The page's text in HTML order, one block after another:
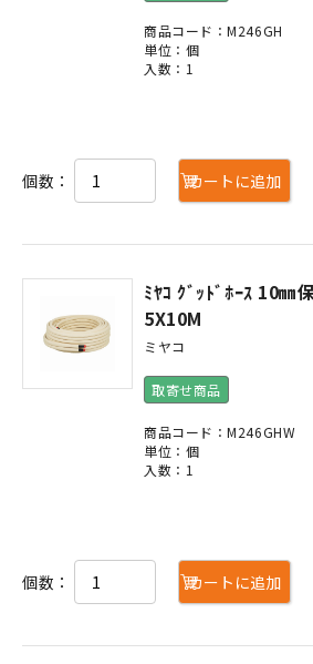
商品コード：M246GH
単位：個
入数：1
個数： カートに追加
ﾐﾔｺ ｸﾞｯﾄﾞﾎｰｽ 10㎜
5X10M
ミヤコ
取寄せ商品
商品コード：M246GHW
単位：個
入数：1
個数： カートに追加